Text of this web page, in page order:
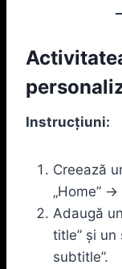
Instrucțiuni:
Creează
„Home” -
Adaugă
title” și un
subtitle”.